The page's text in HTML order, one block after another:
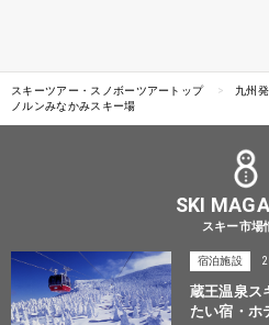
スキーツアー・スノボーツアートップ 九州
ノルンみなかみスキー場
SKI
スキー市場
宿泊施設
蔵王温泉ス
たい宿・ホ